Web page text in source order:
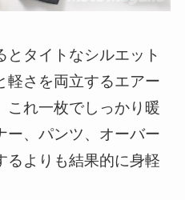
とタイトなシルエット
軽さを両立するエアー
これ一枚でしっかり暖
ー、パンツ、オーバー
るよりも結果的に身軽